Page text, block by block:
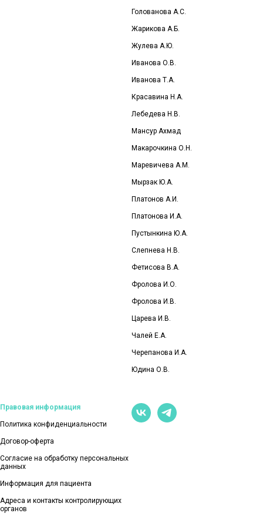
Голованова А.С.
Жарикова А.Б.
Жулева А.Ю.
Иванова О.В.
Иванова Т.А.
Красавина Н.А.
Лебедева Н.В.
Мансур Ахмад
Макарочкина О.Н.
Маревичева А.М.
Мырзак Ю.А.
Платонов А.И.
Платонова И.А.
Пустынкина Ю.А.
Слепнева Н.В.
Фетисова В.А.
Фролова И.О.
Фролова И.В.
Царева И.В.
Чалей Е.А.
Черепанова И.А.
Юдина О.В.
Правовая информация
Политика конфиденциальности
Договор-оферта
Согласие на обработку персональных
данных
Информация для пациента
Адреса и контакты контролирующих
органов